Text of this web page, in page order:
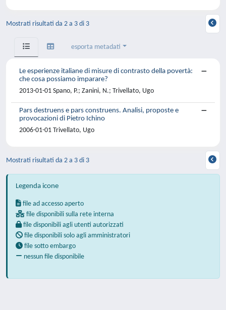
Mostrati risultati da 2 a 3 di 3
esporta metadati
Le esperienze italiane di misure di contrasto della povertà:
che cosa possiamo imparare?
2013-01-01 Spano, P.; Zanini, N.; Trivellato, Ugo
Pars destruens e pars construens. Analisi, proposte e
provocazioni di Pietro Ichino
2006-01-01 Trivellato, Ugo
Mostrati risultati da 2 a 3 di 3
Legenda icone
file ad accesso aperto
file disponibili sulla rete interna
file disponibili agli utenti autorizzati
file disponibili solo agli amministratori
file sotto embargo
nessun file disponibile